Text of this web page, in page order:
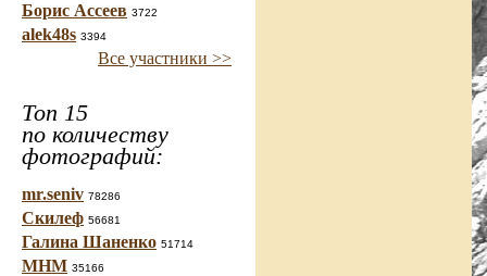
Борис Ассеев 3722
alek48s 3394
Все участники >>
Топ 15
по количеству
фотографий:
mr.seniv 78286
Скилеф 56681
Галина Шаненко 51714
МНМ 35166